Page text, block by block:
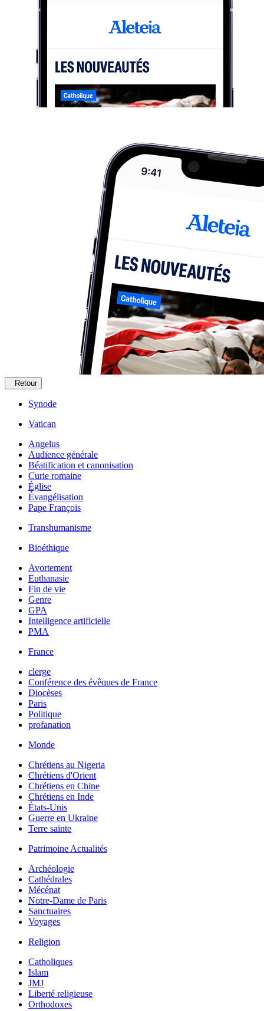
Retour
Synode
Vatican
Angelus
Audience générale
Béatification et canonisation
Curie romaine
Église
Évangélisation
Pape François
Transhumanisme
Bioéthique
Avortement
Euthanasie
Fin de vie
Genre
GPA
Intelligence artificielle
PMA
France
clerge
Conférence des évêques de France
Diocèses
Paris
Politique
profanation
Monde
Chrétiens au Nigeria
Chrétiens d'Orient
Chrétiens en Chine
Chrétiens en Inde
États-Unis
Guerre en Ukraine
Terre sainte
Patrimoine Actualités
Archéologie
Cathédrales
Mécénat
Notre-Dame de Paris
Sanctuaires
Voyages
Religion
Catholiques
Islam
JMJ
Liberté religieuse
Orthodoxes